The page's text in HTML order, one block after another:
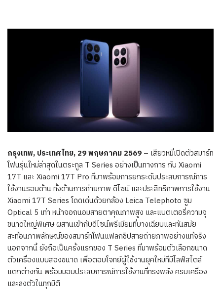
กรุงเทพ, ประเทศไทย, 29 พฤษภาคม 2569 – เสียวหมี่เปิดตัวสมาร์ท
โฟนรุ่นใหม่ล่าสุดในตระกูล T Series อย่างเป็นทางการ กับ Xiaomi
17T และ Xiaomi 17T Pro ที่มาพร้อมการยกระดับประสบการณ์การ
ใช้งานรอบด้าน ทั้งด้านการถ่ายภาพ ดีไซน์ และประสิทธิภาพการใช้งาน
Xiaomi 17T Series โดดเด่นด้วยกล้อง Leica Telephoto ซูม
Optical 5 เท่า หน้าจอถนอมสายตาคุณภาพสูง และแบตเตอรี่ความจุ
ขนาดใหญ่พิเศษ ผสานเข้ากับดีไซน์พรีเมียมที่บางเฉียบและทันสมัย
สะท้อนภาพลักษณ์ของสมาร์ทโฟนแฟลกชิปสายถ่ายภาพอย่างแท้จริง
นอกจากนี้ ยังถือเป็นครั้งแรกของ T Series ที่มาพร้อมตัวเลือกขนาด
ตัวเครื่องแบบสองขนาด เพื่อตอบโจทย์ผู้ใช้งานยุคใหม่ที่มีไลฟ์สไตล์
แตกต่างกัน พร้อมมอบประสบการณ์การใช้งานที่ทรงพลัง ครบเครื่อง
และลงตัวในทุกมิติ